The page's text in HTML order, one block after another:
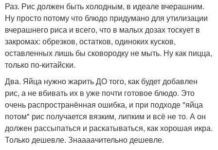
Раз. Рис должен быть холодным, в идеале вчерашним.
Ну просто потому что блюдо придумано для утилизации
вчерашнего риса и всего, что в малых дозах тоскует в
закромах: обрезков, остатков, одиноких кусков,
оставленных лишь бы сковородку не мыть. Ну как пицца,
только по-китайски.
Два. Яйца нужно жарить ДО того, как будет добавлен
рис, а не вбивать их в уже почти готовое блюдо. Это
очень распространённая ошибка, и при подходе "яйца
потом" рис получается вязким, липким и всё не то. А он
должен рассыпаться и раскатываться, как хорошая икра.
Только дешевле. Знаааачительно дешевле.